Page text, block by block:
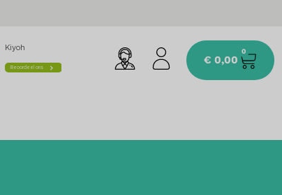
€ 0,00
0